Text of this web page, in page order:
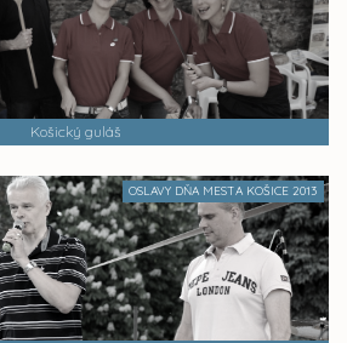
Košický guláš
OSLAVY DŇA MESTA KOŠICE 2013